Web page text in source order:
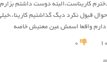
کاریناست،البته دوست داشتم بزارم
قبول نکرد دیگ گذاشتیم
واقعا اسمش عین معنیش خاصه
10
0